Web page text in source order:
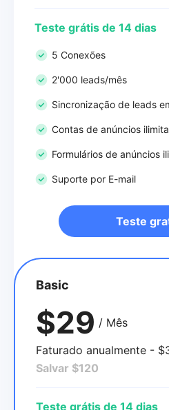
Teste grátis de 14 dias
5 Conexões
2'000 leads/mês
Sincronização de leads
Contas de anúncios
Formulários de anúncios
Suporte por E-mail
Teste
Basic
$29 / Mês
Faturado anualmente -
Salvar $120
Teste grátis de 14 dias